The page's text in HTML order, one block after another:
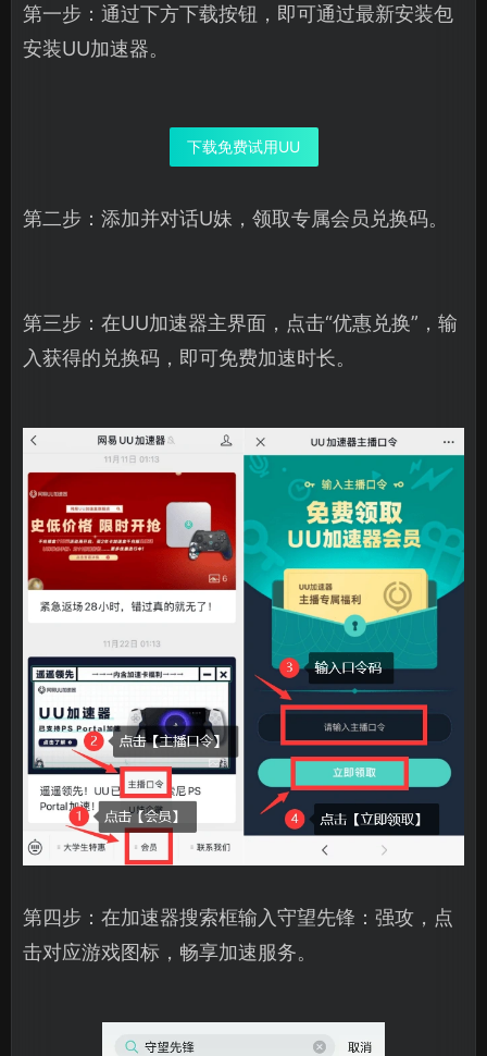
第一步：通过下方下载按钮，即可通过最新安装包
安装UU加速器。
下载免费试用UU
第二步：添加并对话U妹，领取专属会员兑换码。
第三步：在UU加速器主界面，点击“优惠兑换”，输
入获得的兑换码，即可免费加速时长。
第四步：在加速器搜索框输入守望先锋：强攻，点
击对应游戏图标，畅享加速服务。